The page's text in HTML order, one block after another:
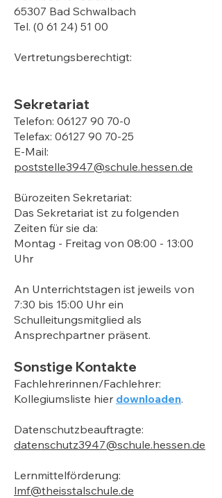
65307 Bad Schwalbach
Tel. (0 61 24) 51 00
Vertretungsberechtigt:
Sekretariat
Telefon: 06127 90 70-0
Telefax: 06127 90 70-25
E-Mail:
poststelle3947@schule.hessen.de
Bürozeiten Sekretariat:
Das Sekretariat ist zu folgenden
Zeiten für sie da:
Montag - Freitag von 08:00 - 13:00
Uhr
An Unterrichtstagen ist jeweils von
7:30 bis 15:00 Uhr ein
Schulleitungsmitglied als
Ansprechpartner präsent.
Sonstige Kontakte
Fachlehrerinnen/Fachlehrer:
Kollegiumsliste hier downloaden.
Datenschutzbeauftragte:
datenschutz3947@schule.hessen.de
Lernmittelförderung:
lmf@theisstalschule.de